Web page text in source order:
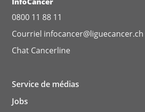
0800 11 88 11
Courriel infocancer@liguecancer.ch
Chat Cancerline
Service de médias
Jobs